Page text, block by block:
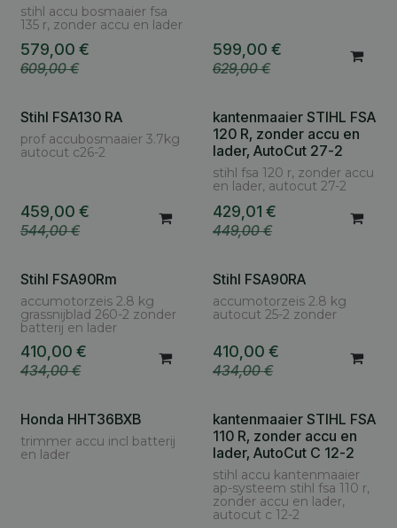
stihl accu bosmaaier fsa
135 r, zonder accu en lader
579,00 €
609,00€
599,00 €
629,00€
Stihl FSA130 RA
prof accubosmaaier 3.7kg
autocut c26-2
459,00 €
544,00€
kantenmaaier STIHL FSA
120 R, zonder accu en
lader, AutoCut 27-2
stihl fsa 120 r, zonder accu
en lader, autocut 27-2
429,01 €
449,00€
Stihl FSA90Rm
accumotorzeis 2.8 kg
grassnijblad 260-2 zonder
batterij en lader
410,00 €
434,00€
Stihl FSA90RA
accumotorzeis 2.8 kg
autocut 25-2 zonder
410,00 €
434,00€
Honda HHT36BXB
trimmer accu incl batterij
en lader
kantenmaaier STIHL FSA
110 R, zonder accu en
lader, AutoCut C 12-2
stihl accu kantenmaaier
ap-systeem stihl fsa 110 r,
zonder accu en lader,
autocut c 12-2